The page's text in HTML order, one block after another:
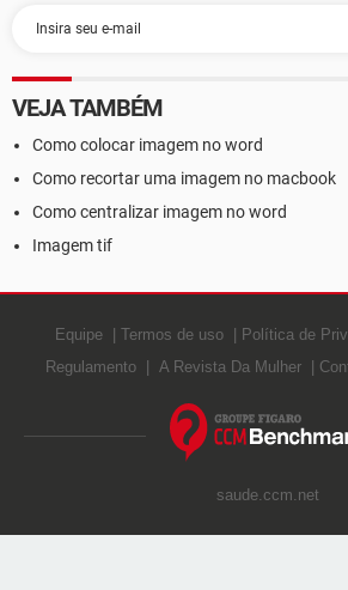
VEJA TAMBÉM
Como colocar imagem no word
Como recortar uma imagem no macbook
Como centralizar imagem no word
Imagem tif
Equipe Termos de uso Política de
Regulamento
A Revista Da Mulher
saude.ccm.net